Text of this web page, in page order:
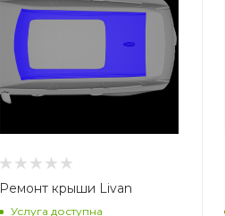
Ремонт крыши Livan
Услуга доступна